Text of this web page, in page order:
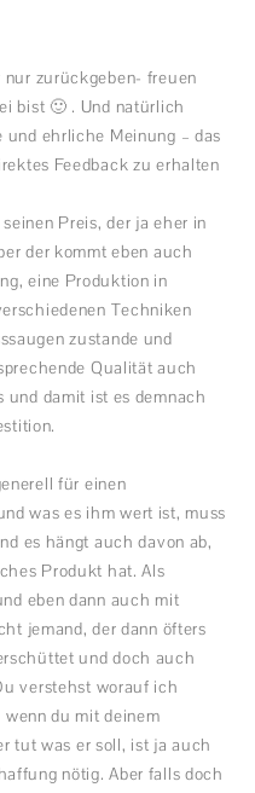
nur zurückgeben- freuen
bist 🙂 . Und natürlich
ehrliche Meinung – das
Feedback zu erhalten
Preis, der ja eher in
der kommt eben auch
eine Produktion in
Techniken
zustande und
Qualität auch
und damit ist es demnach
für einen
was es ihm wert ist, muss
es hängt auch davon ab,
Produkt hat. Als
eben dann auch mit
jemand, der dann öfters
und doch auch
verstehst worauf ich
du mit deinem
tut was er soll, ist ja auch
nötig. Aber falls doch